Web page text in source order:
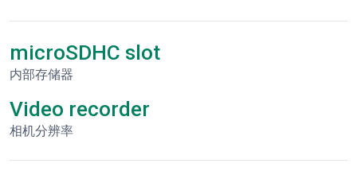
microSDHC slot
内部存储器
Video recorder
相机分辨率